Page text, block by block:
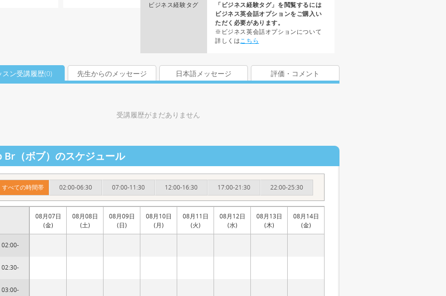
ビジネス経験タグ
「ビジネス経験タグ」を閲覧するには
ビジネス英会話オプションをご購入い
ただく必要があります。
※ビジネス英会話オプションについて
詳しくはこちら
スン受講履歴(0) 先生からのメッセージ 日本語メッセージ 評価・コメント
受講履歴がまだありません
Br（ボブ）のスケジュール
すべての時間帯 02:00-06:30 07:00-11:30 12:00-16:30 17:00-21:30 22:00-25:30
02:00-
02:30-
03:00-
08月07日
(金)
08月08日
(土)
08月09日
(日)
08月10日
(月)
08月11日
(火)
08月12日
(水)
08月13日
(木)
08月14日
(金)